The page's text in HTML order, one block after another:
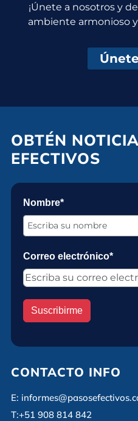
¡Únete a nosotros y
ambiente armonioso
OBTÉN
EFECTIVOS
Nombre*
Correo electrónico*
Suscribirme
CONTACTO INFO
E:
T:+51 908 814 842